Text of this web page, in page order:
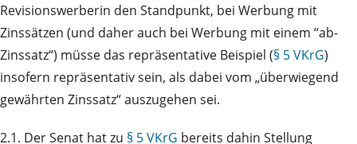
Revisionswerberin den Standpunkt, bei Werbung mit
Zinssätzen (und daher auch bei Werbung mit einem “ab-
Zinssatz“) müsse das repräsentative Beispiel (§ 5 VKrG)
insofern repräsentativ sein, als dabei vom „überwiegend
gewährten Zinssatz“ auszugehen sei.
2.1. Der Senat hat zu § 5 VKrG bereits dahin Stellung